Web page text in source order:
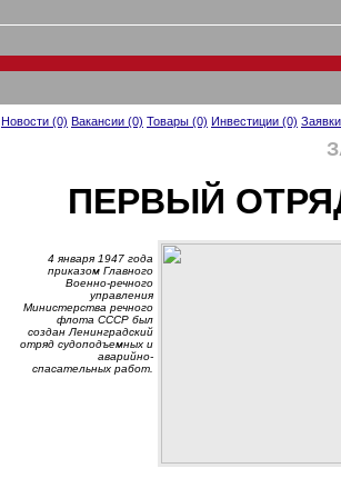
Новости (0) Вакансии (0) Товары (0) Инвестиции (0)
ПЕРВЫЙ
4 января 1947 года
приказом Главного
Военно-речного
управления
Министерства речного
флота СССР был
создан Ленинградский
отряд судоподъемных и
аварийно-
спасательных работ.